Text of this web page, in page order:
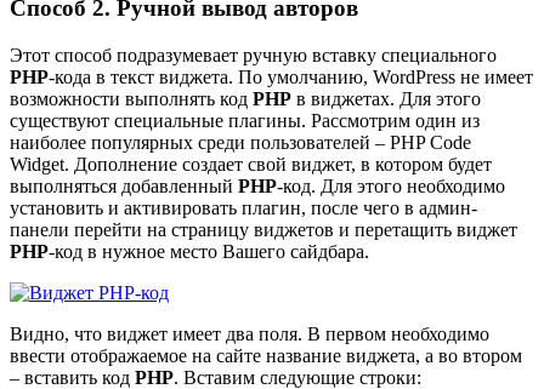
Способ 2. Ручной вывод авторов
Этот способ подразумевает ручную вставку специального
PHP-кода в текст виджета. По умолчанию, WordPress не имеет
возможности выполнять код PHP в виджетах. Для этого
существуют специальные плагины. Рассмотрим один из
наиболее популярных среди пользователей – PHP Code
Widget. Дополнение создает свой виджет, в котором будет
выполняться добавленный PHP-код. Для этого необходимо
установить и активировать плагин, после чего в админ-
панели перейти на страницу виджетов и перетащить виджет
PHP-код в нужное место Вашего сайдбара.
Видно, что виджет имеет два поля. В первом необходимо
ввести отображаемое на сайте название виджета, а во втором
– вставить код PHP. Вставим следующие строки: